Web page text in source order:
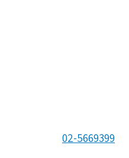
02-5669399